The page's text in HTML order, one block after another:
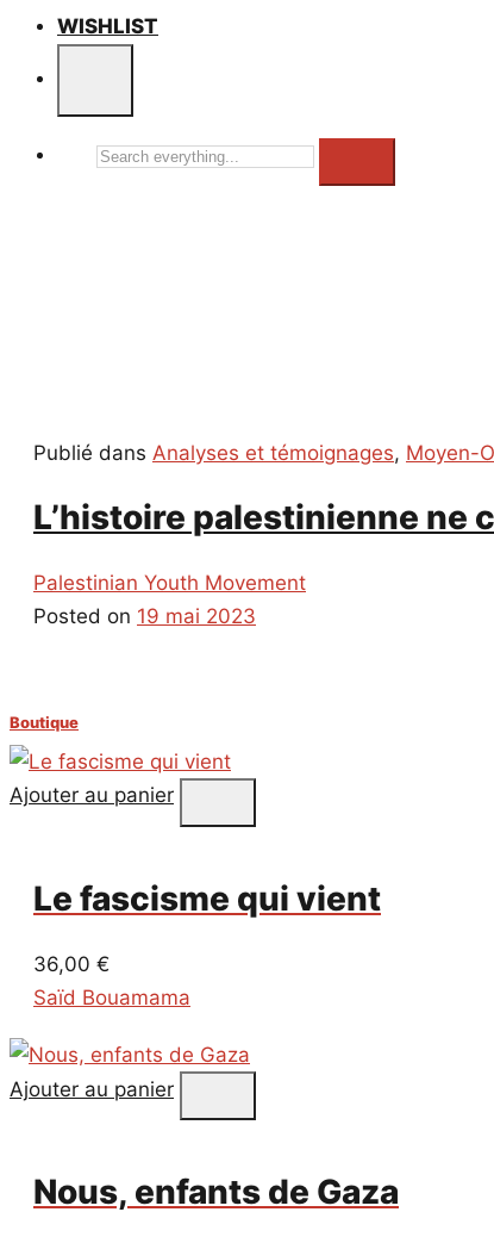
WISHLIST
Search
Publié dans Analyses et témoignages, Moyen-
L’histoire palestinienne ne
Palestinian Youth Movement
Posted on 19 mai 2023
Boutique
Ajouter au panier
Le fascisme qui vient
36,00 €
Saïd Bouamama
Ajouter au panier
Nous, enfants de Gaza